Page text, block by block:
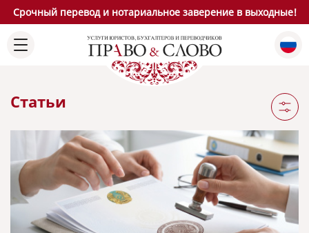
Срочный перевод и нотариальное заверение в выходные!
Статьи